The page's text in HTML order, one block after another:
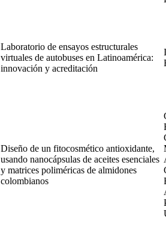
Laboratorio de ensayos estructurales
virtuales de autobuses en Latinoamérica:
innovación y acreditación
Diseño de un fitocosmético antioxidante,
usando nanocápsulas de aceites esenciales
y matrices poliméricas de almidones
colombianos